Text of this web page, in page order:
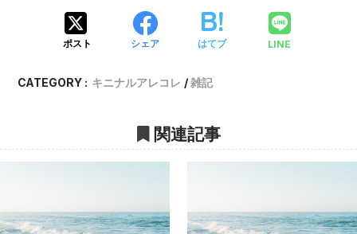
ポスト シェア はてブ LINE
CATEGORY : キニナルアレコレ 雑記
関連記事